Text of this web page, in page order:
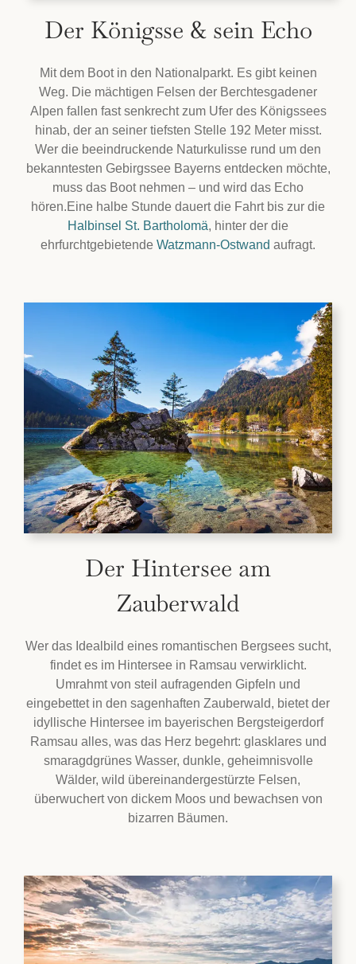
Der Königsse & sein Echo
Mit dem Boot in den Nationalparkt. Es gibt keinen
Weg. Die mächtigen Felsen der Berchtesgadener
Alpen fallen fast senkrecht zum Ufer des Königssees
hinab, der an seiner tiefsten Stelle 192 Meter misst.
Wer die beeindruckende Naturkulisse rund um den
bekanntesten Gebirgssee Bayerns entdecken möchte,
muss das Boot nehmen – und wird das Echo
hören.Eine halbe Stunde dauert die Fahrt bis zur die
Halbinsel St. Bartholomä, hinter der die
ehrfurchtgebietende Watzmann-Ostwand aufragt.
Der Hintersee am
Zauberwald
Wer das Idealbild eines romantischen Bergsees sucht,
findet es im Hintersee in Ramsau verwirklicht.
Umrahmt von steil aufragenden Gipfeln und
eingebettet in den sagenhaften Zauberwald, bietet der
idyllische Hintersee im bayerischen Bergsteigerdorf
Ramsau alles, was das Herz begehrt: glasklares und
smaragdgrünes Wasser, dunkle, geheimnisvolle
Wälder, wild übereinandergestürzte Felsen,
überwuchert von dickem Moos und bewachsen von
bizarren Bäumen.